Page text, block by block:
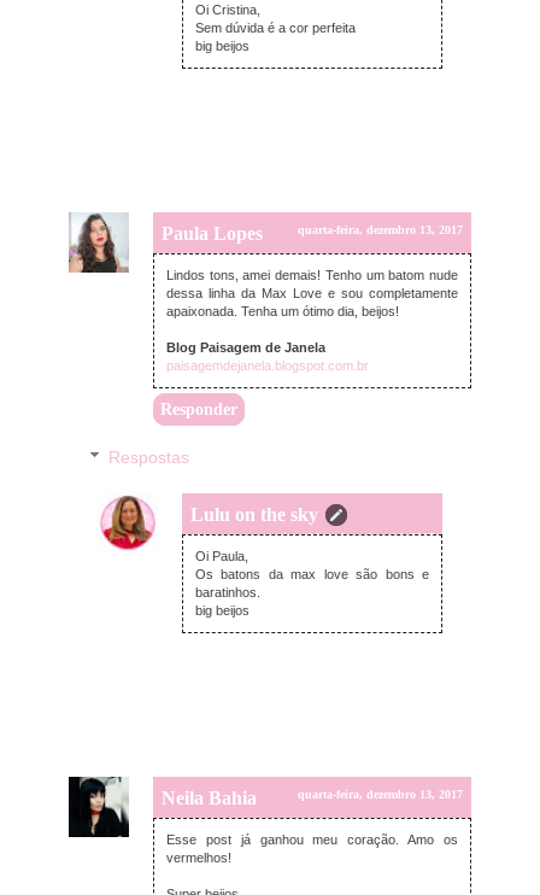
Oi Cristina,
Sem dúvida é a cor perfeita
big beijos
Paula Lopes quarta-feira, dezembro 13, 2017
Lindos tons, amei demais! Tenho um batom nude
dessa linha da Max Love e sou completamente
apaixonada. Tenha um ótimo dia, beijos!
Blog Paisagem de Janela
paisagemdejanela.blogspot.com.br
Responder
Respostas
Lulu on the sky
quinta-feira, dezembro 14, 2017
Oi Paula,
Os batons da max love são bons e
baratinhos.
big beijos
Neila Bahia quarta-feira, dezembro 13, 2017
Esse post já ganhou meu coração. Amo os
vermelhos!